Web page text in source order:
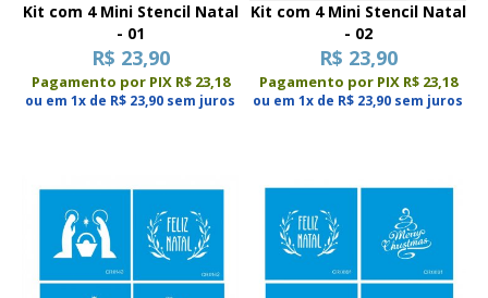
Kit com 4 Mini Stencil Natal
- 01
R$ 23,90
Pagamento por PIX R$ 23,18
ou em 1x de R$ 23,90 sem juros
Kit com 4 Mini Stencil Natal
- 02
R$ 23,90
Pagamento por PIX R$ 23,18
ou em 1x de R$ 23,90 sem juros